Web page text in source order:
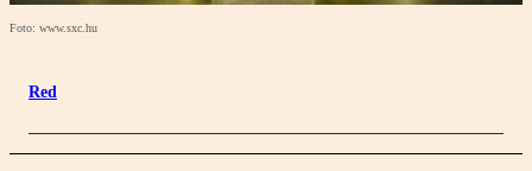
Foto: www.sxc.hu
Red